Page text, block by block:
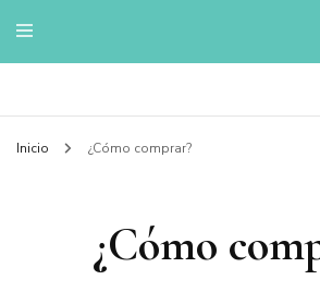
Valkiria
diseño
Inicio ¿Cómo comprar?
¿Cómo